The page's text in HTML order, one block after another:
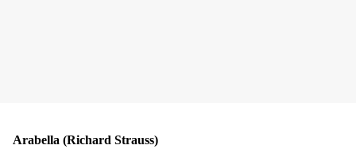
Arabella (Richard Strauss)